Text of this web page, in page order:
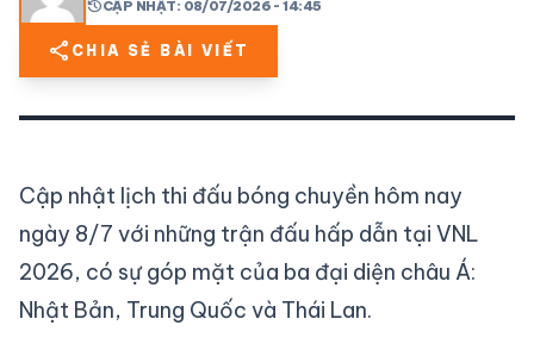
mail
historyCẬP NHẬT: 08/07/2026 - 14:45
share CHIA SẺ BÀI VIẾT
Cập nhật lịch thi đấu bóng chuyền hôm nay
ngày 8/7 với những trận đấu hấp dẫn tại VNL
2026, có sự góp mặt của ba đại diện châu Á:
Nhật Bản, Trung Quốc và Thái Lan.